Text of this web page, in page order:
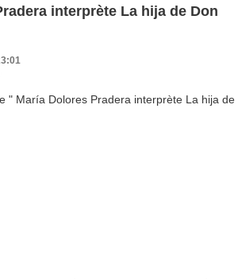
interprète La hija de Don